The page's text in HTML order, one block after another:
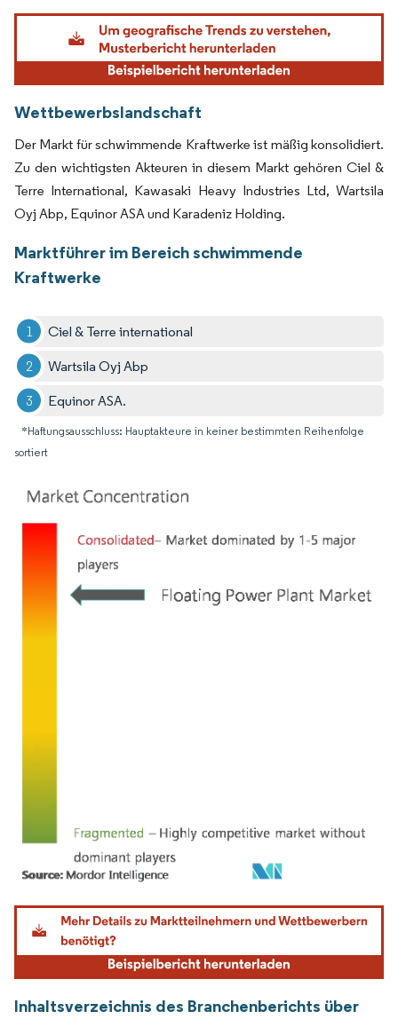
Bild © Mordor Intelligence. Wiederverwendung erfordert Namensnennung gemäß
Wettbewerbslandschaft
Der Markt für schwimmende Kraftwerke ist mäßig konsolidiert.
Zu den wichtigsten Akteuren in diesem Markt gehören Ciel &
Terre International, Kawasaki Heavy Industries Ltd, Wartsila
Oyj Abp, Equinor ASA und Karadeniz Holding.
Marktführer im Bereich schwimmende
Kraftwerke
Ciel & Terre international
Wartsila Oyj Abp
Equinor ASA.
*Haftungsausschluss: Hauptakteure in keiner bestimmten Reihenfolge
sortiert
Bild © Mordor Intelligence. Wiederverwendung erfordert Namensnennung gemäß
Inhaltsverzeichnis des Branchenberichts über